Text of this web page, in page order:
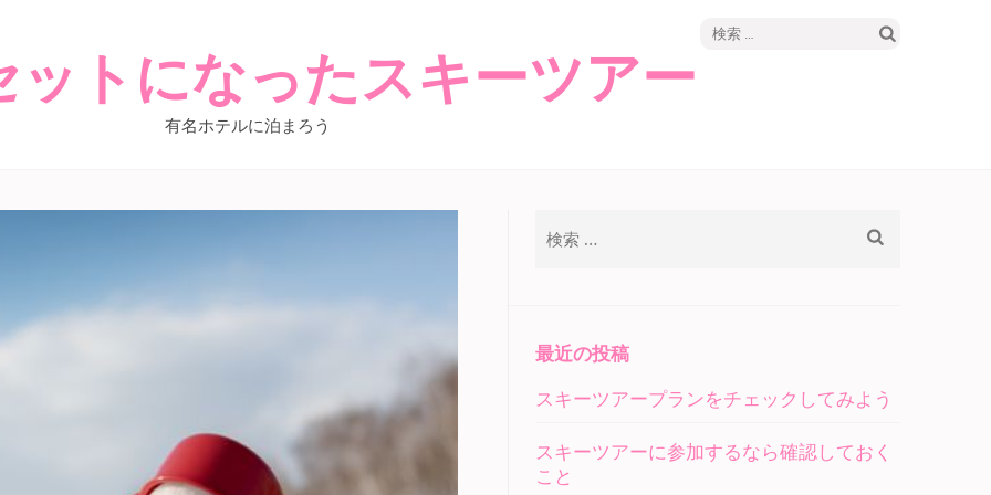
検
ットになったスキーツアー
有名ホテルに泊まろう
最近の投稿
スキーツアープランをチェックしてみよう
スキーツアーに参加するなら確認しておく
こと